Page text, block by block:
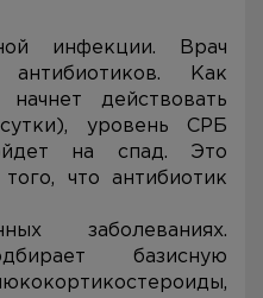
инфекции. Врач
Как
действовать
уровень СРБ
на спад. Это
что антибиотик
заболеваниях.
базисную